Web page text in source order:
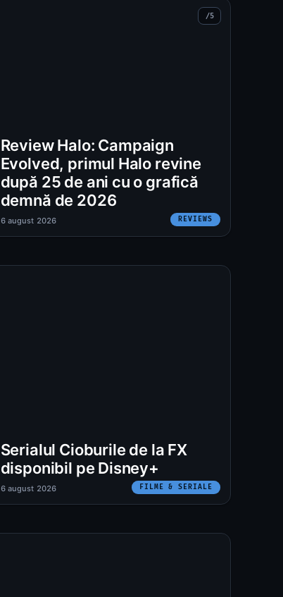
Review Halo: Campaign
Evolved, primul Halo revine
după 25 de ani cu o grafică
demnă de 2026
REVIEWS
6 august 2026
Serialul Cioburile de la FX
disponibil pe Disney+
FILME & SERIALE
6 august 2026